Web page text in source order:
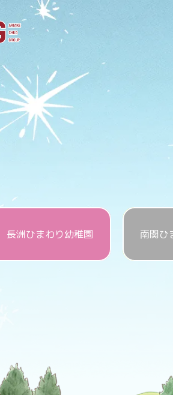
長洲ひまわり幼稚園 南関ひ